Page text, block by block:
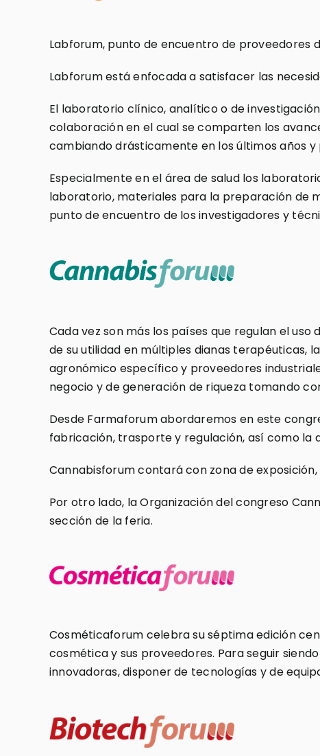
Labforum, punto de encuentro de proveedores
Labforum está enfocada a satisfacer las
El laboratorio clínico, analítico o de
colaboración en el cual se comparten los
cambiando drásticamente en los últimos años
Especialmente en el área de salud los
laboratorio, materiales para la preparación de
punto de encuentro de los investigadores y
Cada vez son más los países que regulan el
de su utilidad en múltiples dianas terapéuticas,
agronómico específico y proveedores
negocio y de generación de riqueza tomando
Desde Farmaforum abordaremos en este
fabricación, trasporte y regulación, así como la
Cannabisforum contará con zona de
Por otro lado, la Organización del congreso
sección de la feria.
Cosméticaforum celebra su séptima edición
cosmética y sus proveedores. Para seguir
innovadoras, disponer de tecnologías y de